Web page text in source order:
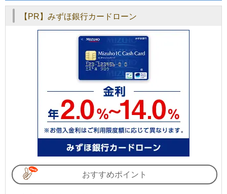
2.7 みんなの銀行Loan
【大手消費者金融】カードローンの特徴
【銀行系】カードローンの特徴
電話連絡をできるだけ避けたい場合は大手消費者金融
在宅確認の電話連絡なしで借りられるカードローンを
選ぶ際のポイント
カードローンの利用時に在宅確認の電話連絡がくる原
能性を下げる方法・対策
【PR】みずほ銀行カードローン
おすすめポイント